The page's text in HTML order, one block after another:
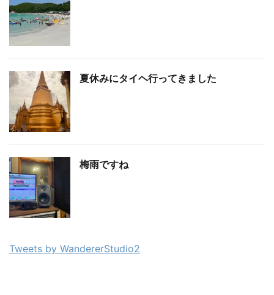
夏休みにタイヘ行ってきました
梅雨ですね
Tweets by WandererStudio2